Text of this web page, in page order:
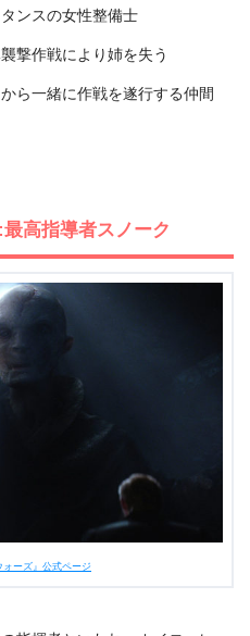
ンスの女性整備士
撃作戦により姉を失う
ら一緒に作戦を遂行する仲間
高指導者スノーク
ォーズ』公式ページ